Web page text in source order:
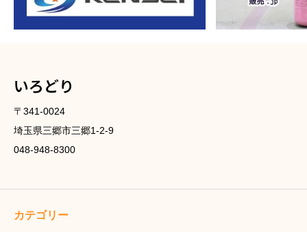
いろどり
〒341-0024
埼玉県三郷市三郷1-2-9
048-948-8300
カテゴリー